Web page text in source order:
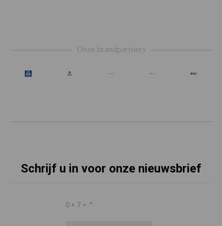
Onze brandpartners
Schrijf u in voor onze nieuwsbrief
0 + 7 = *